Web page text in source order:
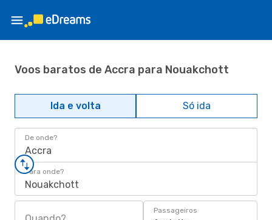
Voos baratos de Accra para Nouakchott
Ida e volta Só ida
De onde?
Accra
Para onde?
Nouakchott
Passageiros